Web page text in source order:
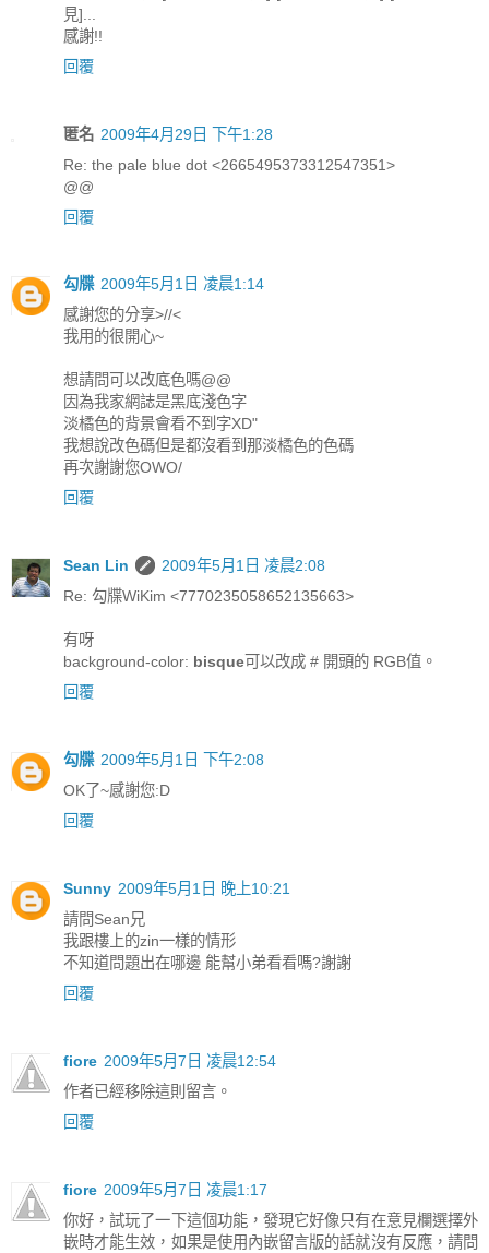
見]...
感謝!!
回覆
匿名 2009年4月29日 下午1:28
Re: the pale blue dot <2665495373312547351>
@@
回覆
勾牒 2009年5月1日 凌晨1:14
感謝您的分享>//<
我用的很開心~
想請問可以改底色嗎@@
因為我家網誌是黑底淺色字
淡橘色的背景會看不到字XD"
我想說改色碼但是都沒看到那淡橘色的色碼
再次謝謝您OWO/
回覆
Sean Lin
2009年5月1日 凌晨2:08
Re: 勾牒WiKim <7770235058652135663>
有呀
background-color: bisque可以改成 # 開頭的 RGB值。
回覆
勾牒 2009年5月1日 下午2:08
OK了~感謝您:D
回覆
Sunny 2009年5月1日 晚上10:21
請問Sean兄
我跟樓上的zin一樣的情形
不知道問題出在哪邊 能幫小弟看看嗎?謝謝
回覆
fiore 2009年5月7日 凌晨12:54
作者已經移除這則留言。
回覆
fiore 2009年5月7日 凌晨1:17
你好，試玩了一下這個功能，發現它好像只有在意見欄選擇外
嵌時才能生效，如果是使用內嵌留言版的話就沒有反應，請問